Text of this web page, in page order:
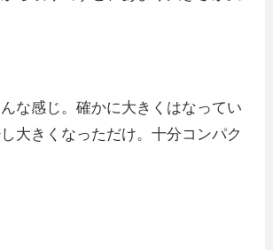
な感じ。確かに大きくはなってい
大きくなっただけ。十分コンパク